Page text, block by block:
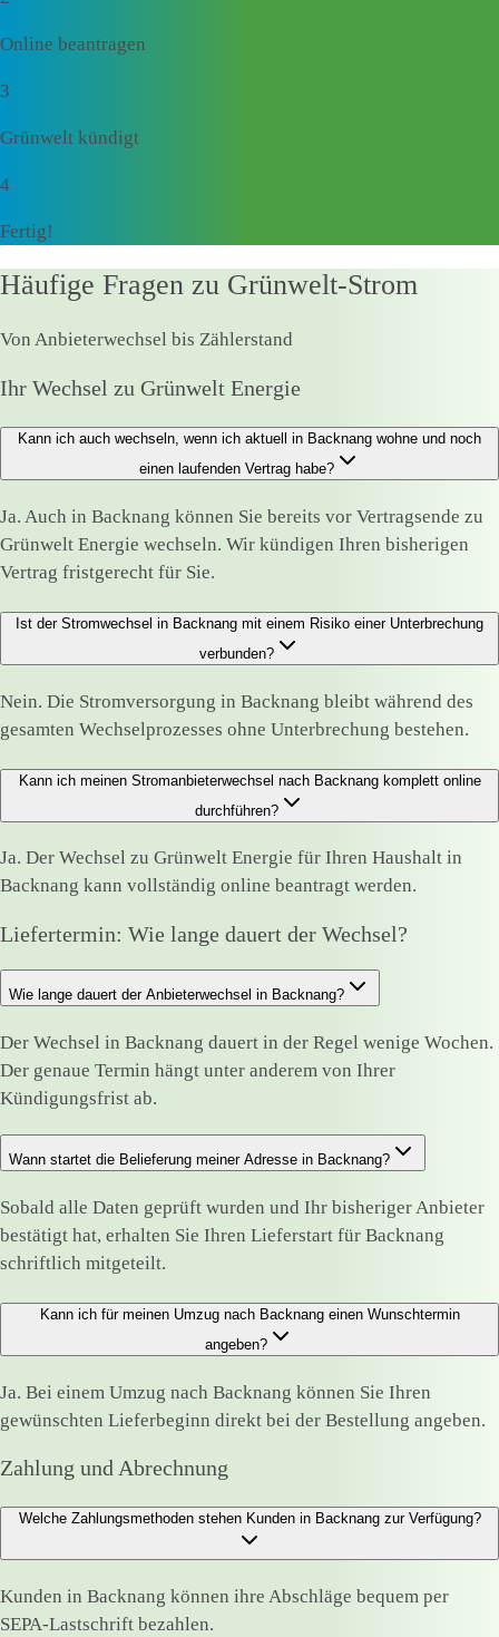
Online beantragen
3
Grünwelt kündigt
4
Fertig!
Häufige Fragen zu Grünwelt-Strom
Von Anbieterwechsel bis Zählerstand
Ihr Wechsel zu Grünwelt Energie
Kann ich auch wechseln, wenn ich aktuell in Backnang wohne und noch
einen laufenden Vertrag habe?
Ja. Auch in Backnang können Sie bereits vor Vertragsende zu
Grünwelt Energie wechseln. Wir kündigen Ihren bisherigen
Vertrag fristgerecht für Sie.
Ist der Stromwechsel in Backnang mit einem Risiko einer Unterbrechung
verbunden?
Nein. Die Stromversorgung in Backnang bleibt während des
gesamten Wechselprozesses ohne Unterbrechung bestehen.
Kann ich meinen Stromanbieterwechsel nach Backnang komplett online
durchführen?
Ja. Der Wechsel zu Grünwelt Energie für Ihren Haushalt in
Backnang kann vollständig online beantragt werden.
Liefertermin: Wie lange dauert der Wechsel?
Wie lange dauert der Anbieterwechsel in Backnang?
Der Wechsel in Backnang dauert in der Regel wenige Wochen.
Der genaue Termin hängt unter anderem von Ihrer
Kündigungsfrist ab.
Wann startet die Belieferung meiner Adresse in Backnang?
Sobald alle Daten geprüft wurden und Ihr bisheriger Anbieter
bestätigt hat, erhalten Sie Ihren Lieferstart für Backnang
schriftlich mitgeteilt.
Kann ich für meinen Umzug nach Backnang einen Wunschtermin
angeben?
Ja. Bei einem Umzug nach Backnang können Sie Ihren
gewünschten Lieferbeginn direkt bei der Bestellung angeben.
Zahlung und Abrechnung
Welche Zahlungsmethoden stehen Kunden in Backnang zur Verfügung?
Kunden in Backnang können ihre Abschläge bequem per
SEPA-Lastschrift bezahlen.